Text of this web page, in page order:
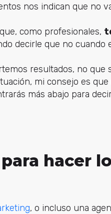
nos indican que no
como profesionales,
decirle que no cuando
resultados, no que
mi consejo es
más abajo para
hacer
, o incluso una